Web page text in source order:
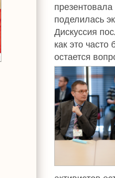
поделилась
Дискуссия
как это
остается